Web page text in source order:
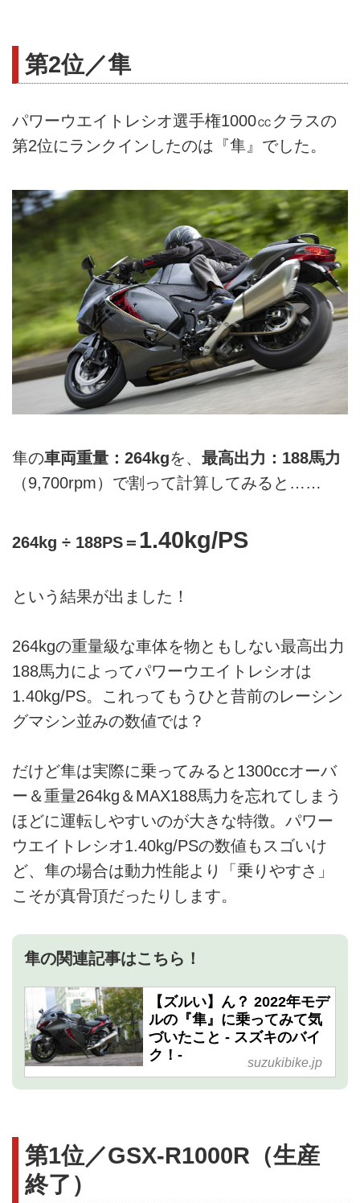
第2位／隼
パワーウエイトレシオ選手権1000㏄クラスの
第2位にランクインしたのは『隼』でした。
隼の車両重量：264kgを、 最高出力：188馬力
（9,700rpm）で割って計算してみると……
264kg ÷ 188PS＝ 1.40kg/PS
という結果が出ました！
264kgの重量級な車体を物ともしない最高出力
188馬力によってパワーウエイトレシオは
1.40kg/PS。これってもうひと昔前のレーシン
グマシン並みの数値では？
だけど隼は実際に乗ってみると1300ccオーバ
ー＆重量264kg＆MAX188馬力を忘れてしまう
ほどに運転しやすいのが大きな特徴。パワー
ウエイトレシオ1.40kg/PSの数値もスゴいけ
ど、隼の場合は動力性能より「乗りやすさ」
こそが真骨頂だったりします。
隼の関連記事はこちら！
【ズルい】ん？ 2022年モデ
ルの『隼』に乗ってみて気
づいたこと - スズキのバイ
ク！-
suzukibike.jp
第1位／GSX-R1000R（生産
終了）